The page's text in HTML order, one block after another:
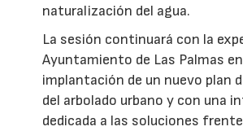
naturalización del agua.
La sesión continuará con la
Ayuntamiento de Las Palmas
implantación de un nuevo plan
del arbolado urbano y con una
dedicada a las soluciones